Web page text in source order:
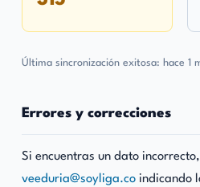
Última sincronización exitosa: hace 1
Errores y correcciones
Si encuentras un dato
veeduria@soyliga.coindicando